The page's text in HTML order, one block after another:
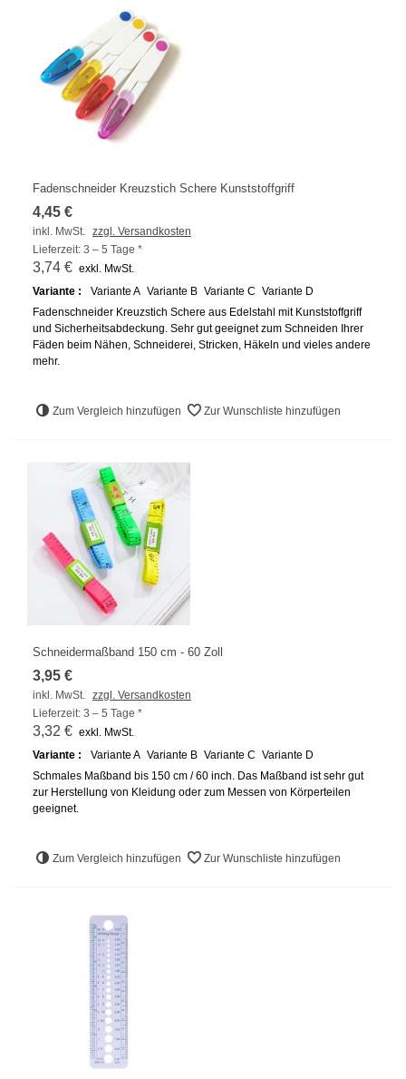
Fadenschneider Kreuzstich Schere Kunststoffgriff
4,45 €
inkl. MwSt.
zzgl. Versandkosten
Lieferzeit: 3 – 5 Tage *
3,74 € exkl. MwSt.
Variante :
Variante A Variante B Variante C Variante D
Fadenschneider Kreuzstich Schere aus Edelstahl mit Kunststoffgriff
und Sicherheitsabdeckung. Sehr gut geeignet zum Schneiden Ihrer
Fäden beim Nähen, Schneiderei, Stricken, Häkeln und vieles andere
mehr.
Zum Vergleich hinzufügen Zur Wunschliste hinzufügen
Schneidermaßband 150 cm - 60 Zoll
3,95 €
inkl. MwSt. zzgl. Versandkosten
Lieferzeit: 3 – 5 Tage *
3,32 € exkl. MwSt.
Variante :
Variante A Variante B Variante C Variante D
Schmales Maßband bis 150 cm / 60 inch. Das Maßband ist sehr gut
zur Herstellung von Kleidung oder zum Messen von Körperteilen
geeignet.
Zum Vergleich hinzufügen Zur Wunschliste hinzufügen